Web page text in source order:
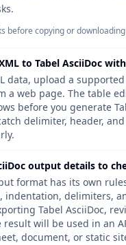
before copying or
to Tabel AsciiDoc
data, upload a
a web page. The table
before you generate
delimiter, header,
output details to
format has its own
indentation, delimiters,
Tabel AsciiDoc,
result will be used in an
document, or static